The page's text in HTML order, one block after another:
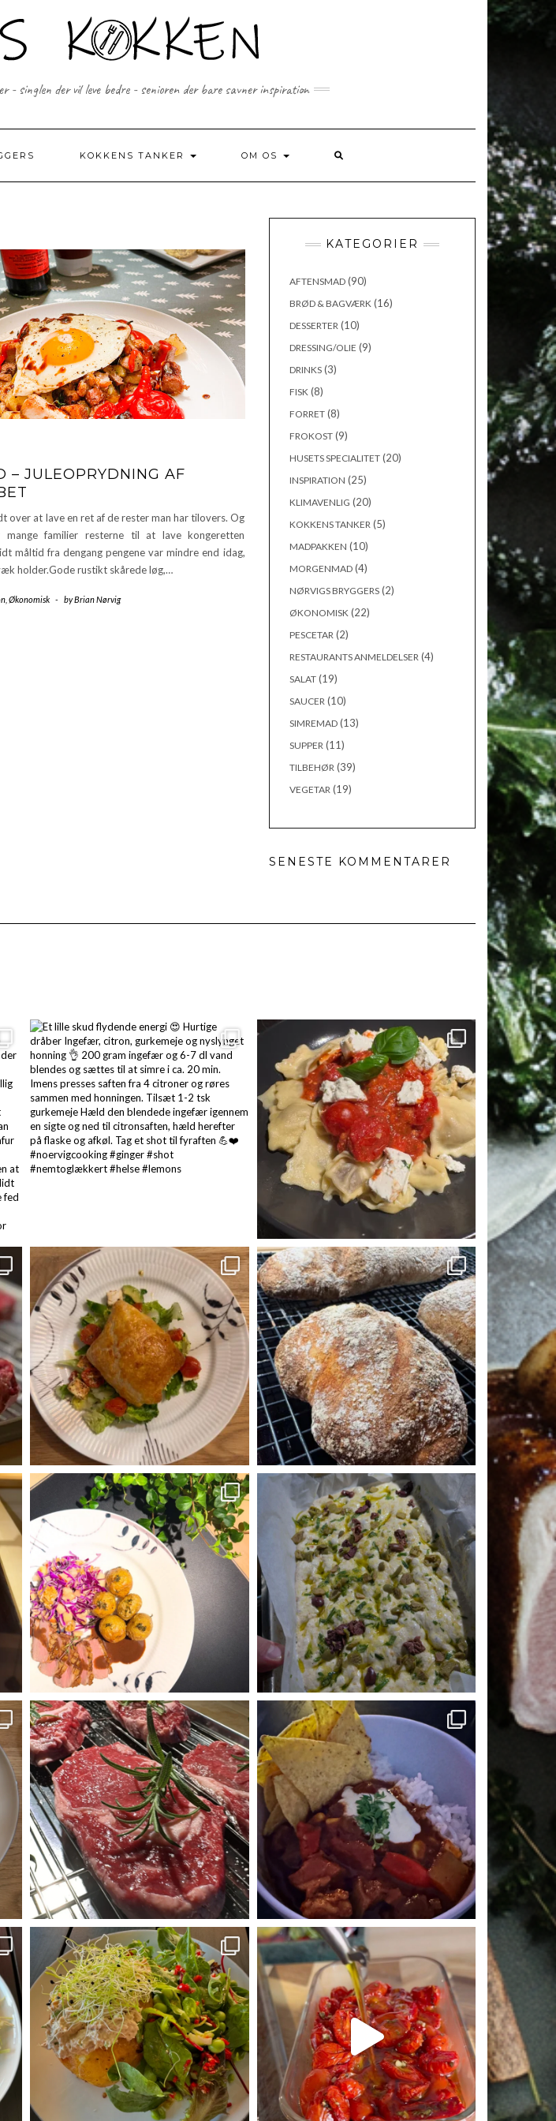
singlen der vil leve bedre - senioren der bare savner inspiration
KOKKENS TANKER OM OS
– JULEOPRYDNING AF
over at lave en ret af de rester man har tilovers. Og
mange familier resterne til at lave kongeretten
måltid fra dengang pengene var mindre end idag,
holder.Gode rustikt skårede løg,…
, Økonomisk - byBrian Nørvig
KATEGORIER
AFTENSMAD(90)
BRØD & BAGVÆRK (16)
DESSERTER (10)
DRESSING/OLIE (9)
DRINKS(3)
FISK (8)
FORRET(8)
FROKOST(9)
HUSETS SPECIALITET(20)
INSPIRATION (25)
KLIMAVENLIG (20)
KOKKENS TANKER (5)
MADPAKKEN (10)
MORGENMAD(4)
NØRVIGS BRYGGERS(2)
ØKONOMISK (22)
PESCETAR (2)
RESTAURANTS ANMELDELSER (4)
SALAT(19)
SAUCER (10)
SIMREMAD(13)
SUPPER (11)
TILBEHØR (39)
VEGETAR (19)
SENESTE KOMMENTARER